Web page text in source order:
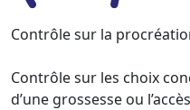
Contrôle sur la
Contrôle sur les choix
d’une grossesse ou